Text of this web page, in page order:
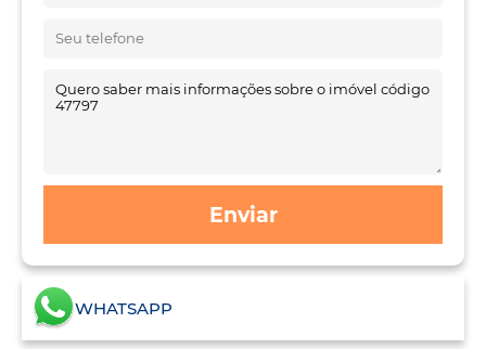
Enviar
WHATSAPP